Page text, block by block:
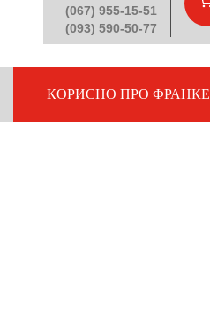
(067) 955-15-51
(093) 590-50-77
КОРИСНО ПРО ФРАНКЕ